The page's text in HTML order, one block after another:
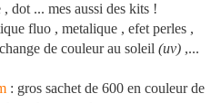
dot ... mes aussi des kits !
fluo , metalique , efet perles ,
de couleur au soleil (uv) ,...
: gros sachet de 600 en couleur de